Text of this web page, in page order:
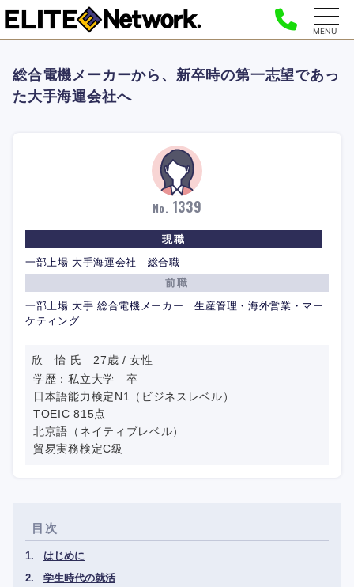
MENU
総合電機メーカーから、新卒時の第一志望であっ
た大手海運会社へ
No. 1339
現職
一部上場 大手海運会社 総合職
前職
一部上場 大手 総合電機メーカー 生産管理・海外営業・マー
ケティング
欣 怡 氏 27歳 / 女性
学歴：私立大学 卒
日本語能力検定N1（ビジネスレベル）
TOEIC 815点
北京語（ネイティブレベル）
貿易実務検定C級
目次
はじめに
学生時代の就活